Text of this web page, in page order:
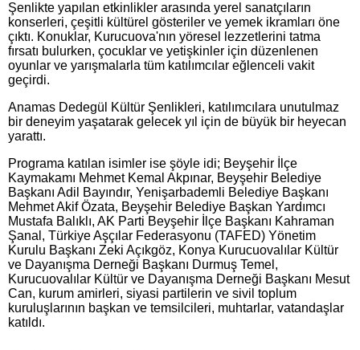
Şenlikte yapılan etkinlikler arasında yerel sanatçıların
konserleri, çeşitli kültürel gösteriler ve yemek ikramları öne
çıktı. Konuklar, Kurucuova'nın yöresel lezzetlerini tatma
fırsatı bulurken, çocuklar ve yetişkinler için düzenlenen
oyunlar ve yarışmalarla tüm katılımcılar eğlenceli vakit
geçirdi.
Anamas Dedegül Kültür Şenlikleri, katılımcılara unutulmaz
bir deneyim yaşatarak gelecek yıl için de büyük bir heyecan
yarattı.
Programa katılan isimler ise şöyle idi; Beyşehir İlçe
Kaymakamı Mehmet Kemal Akpınar, Beyşehir Belediye
Başkanı Adil Bayındır, Yenişarbademli Belediye Başkanı
Mehmet Akif Özata, Beyşehir Belediye Başkan Yardımcı
Mustafa Balıklı, AK Parti Beyşehir İlçe Başkanı Kahraman
Şanal, Türkiye Aşçılar Federasyonu (TAFED) Yönetim
Kurulu Başkanı Zeki Açıkgöz, Konya Kurucuovalılar Kültür
ve Dayanışma Derneği Başkanı Durmuş Temel,
Kurucuovalılar Kültür ve Dayanışma Derneği Başkanı Mesut
Can, kurum amirleri, siyasi partilerin ve sivil toplum
kuruluşlarının başkan ve temsilcileri, muhtarlar, vatandaşlar
katıldı.